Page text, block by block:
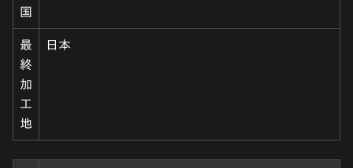
国
最
終
加
工
地
日本